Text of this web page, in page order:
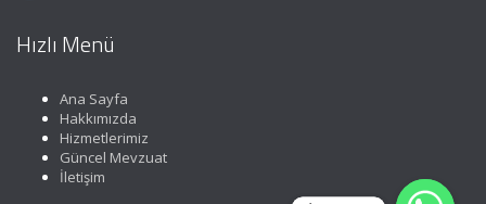
Hızlı Menü
Ana Sayfa
Hakkımızda
Hizmetlerimiz
Güncel Mevzuat
İletişim